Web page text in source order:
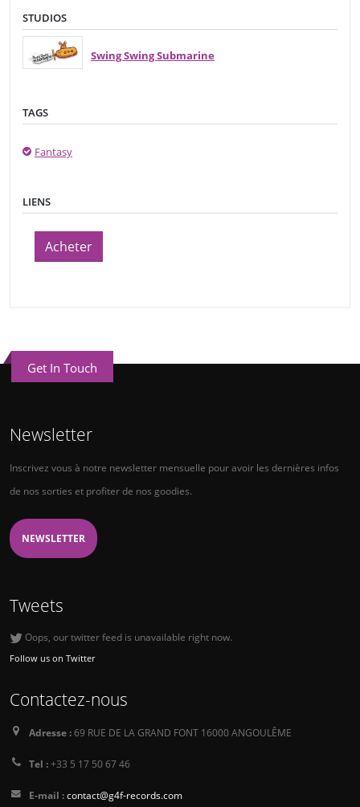
STUDIOS
Swing Swing Submarine
TAGS
Fantasy
LIENS
Acheter
Get In Touch
Newsletter
Inscrivez vous à notre newsletter mensuelle pour avoir les dernières infos
de nos sorties et profiter de nos goodies.
NEWSLETTER
Tweets
Oops, our twitter feed is unavailable right now.
Follow us on Twitter
Contactez-nous
Adresse :69 RUE DE LA GRAND FONT 16000 ANGOULÊME
Tel :+33 5 17 50 67 46
E-mail :contact@g4f-records.com